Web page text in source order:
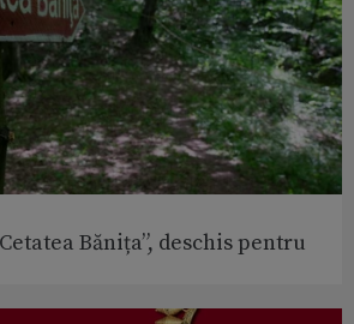
Bănița”, deschis pentru